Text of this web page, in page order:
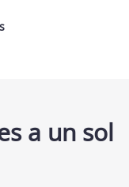
a un sol